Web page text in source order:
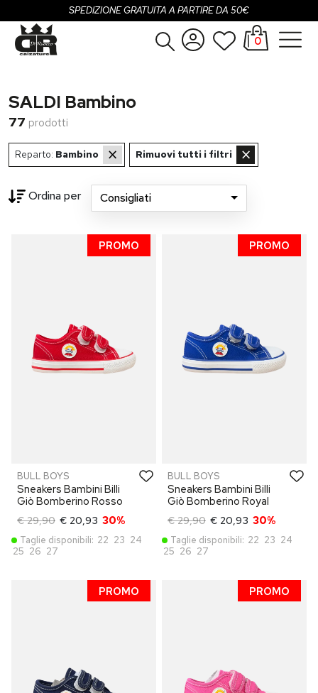
SPEDIZIONE GRATUITA A PARTIRE DA 50€
Uomo
Bambina
Registrati
0
SALDI Bambino
77 prodotti
Reparto: Bambino × Rimuovi tutti i filtri ×
Ordina per Consigliati
PROMO
BULL BOYS
Sneakers Bambini Billi
Giò Bomberino Rosso
€ 29,90 € 20,93 30%
Taglie disponibili: 22 23 24
25 26 27
PROMO
BULL BOYS
Sneakers Bambini Billi
Giò Bomberino Royal
€ 29,90 € 20,93 30%
Taglie disponibili: 22 23 24
25 26 27
PROMO PROMO